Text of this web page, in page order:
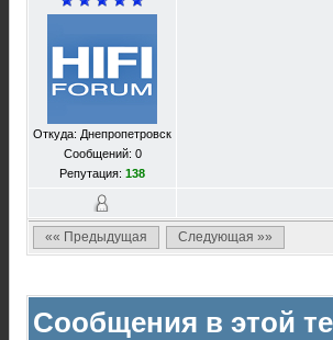
Откуда: Днепропетровск
Сообщений: 0
Репутация: 138
«« Предыдущая Следующая »»
Сообщения в этой